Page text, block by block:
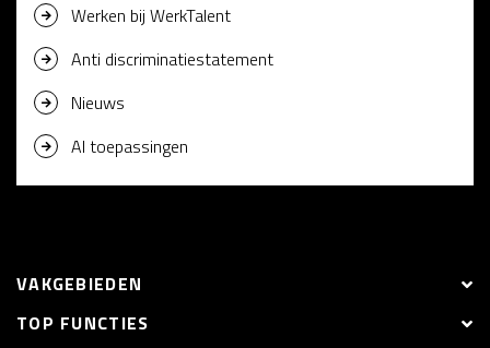
Werken bij WerkTalent
Anti discriminatiestatement
Nieuws
AI toepassingen
VAKGEBIEDEN
TOP FUNCTIES